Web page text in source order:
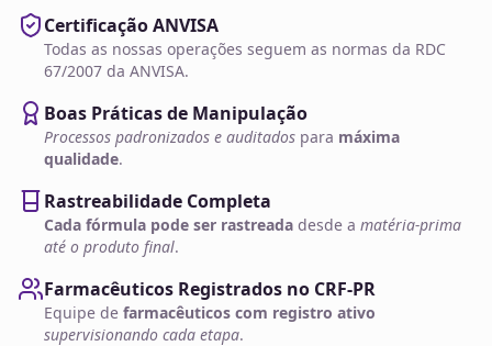
Certificação ANVISA
Todas as nossas operações seguem as normas da RDC
67/2007 da ANVISA.
Boas Práticas de Manipulação
Processos padronizados e auditados para máxima
qualidade.
Rastreabilidade Completa
Cada fórmula pode ser rastreada desde a matéria-prima
até o produto final.
Farmacêuticos Registrados no CRF-PR
Equipe de farmacêuticos com registro ativo
supervisionando cada etapa.